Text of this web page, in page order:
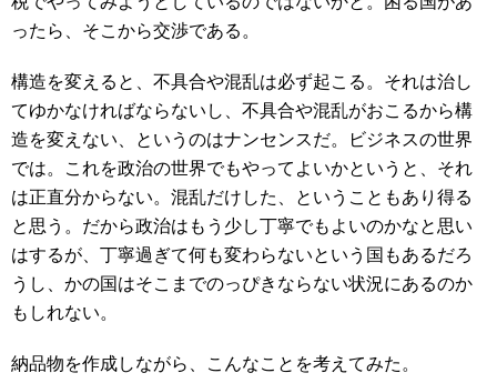
ったら、そこから交渉である。
構造を変えると、不具合や混乱は必ず起こる。それは治し
てゆかなければならないし、不具合や混乱がおこるから構
造を変えない、というのはナンセンスだ。ビジネスの世界
では。これを政治の世界でもやってよいかというと、それ
は正直分からない。混乱だけした、ということもあり得る
と思う。だから政治はもう少し丁寧でもよいのかなと思い
はするが、丁寧過ぎて何も変わらないという国もあるだろ
うし、かの国はそこまでのっぴきならない状況にあるのか
もしれない。
納品物を作成しながら、こんなことを考えてみた。